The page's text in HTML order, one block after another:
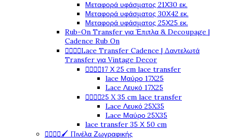
Μεταφορά υφάσματος 21Χ30 εκ.
Μεταφορά υφάσματος 30Χ42 εκ.
Μεταφορά υφάσματος 25Χ25 εκ.
Rub-On Transfer για Έπιπλα & Decoupage |
Cadence Rub On
Lace Transfer Cadence | Δαντελωτά
Transfer για Vintage Decor
17 Χ 25 cm lace transfer
lace Μαύρο 17X25
Lace Λευκό 17X25
25 X 35 cm lace transfer
Lace Λευκό 25X35
Lace Μαύρο 25X35
lace transfer 35 Χ 50 cm
🖌️ Πινέλα Ζωγραφικής